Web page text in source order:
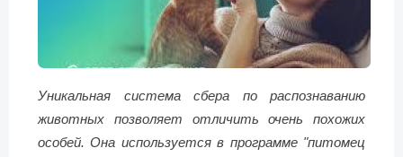
Уникальная система сбера по распознаванию
животных позволяет отличить очень похожих
особей. Она используется в программе "питомец